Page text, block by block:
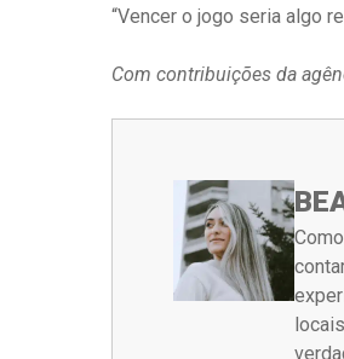
“Vencer o jogo seria algo
Com contribuições da